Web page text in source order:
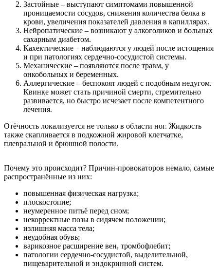
Застойные – выступают симптомами повышенной
проницаемости сосудов, снижения количества белка в
крови, увеличения показателей давления в капиллярах.
Нейропатические – возникают у алкоголиков и больных
сахарным диабетом.
Кахектические – наблюдаются у людей после истощения
и при патологиях сердечно-сосудистой системы.
Механические – появляются после травм, у
онкобольных и беременных.
Аллергические – беспокоят людей с подобным недугом.
Квинке может стать причиной смерти, стремительно
развивается, но быстро исчезает после компетентного
лечения.
Отёчность локализуется не только в области ног. Жидкость
также скапливается в подкожной жировой клетчатке,
плевральной и брюшной полости.
Почему это происходит? Причин-провокаторов немало, самые
распространённые из них:
повышенная физическая нагрузка;
плоскостопие;
неумеренное питьё перед сном;
некорректные позы в сидячем положении;
излишняя масса тела;
неудобная обувь;
варикозное расширение вен, тромбофлебит;
патологии сердечно-сосудистой, выделительной,
пищеварительной и эндокринной систем.